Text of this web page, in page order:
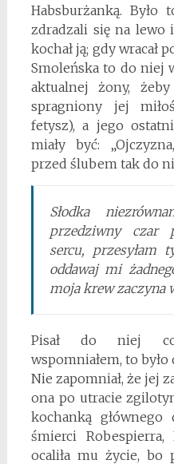
Habsburżanką. Było
zdradzali się na lewo
kochał ją; gdy wracał
Smoleńska to do niej
aktualnej żony,
spragniony jej
fetysz), a jego
miały być:
przed ślubem tak do
Słodka
przedziwny czar
sercu, przesyłam
oddawaj mi
moja krew zaczyna
Pisał do niej
wspomniałem, to
Nie zapomniał, że jej
ona po utracie
kochanką
śmierci Robespierra,
ocaliła mu życie, bo